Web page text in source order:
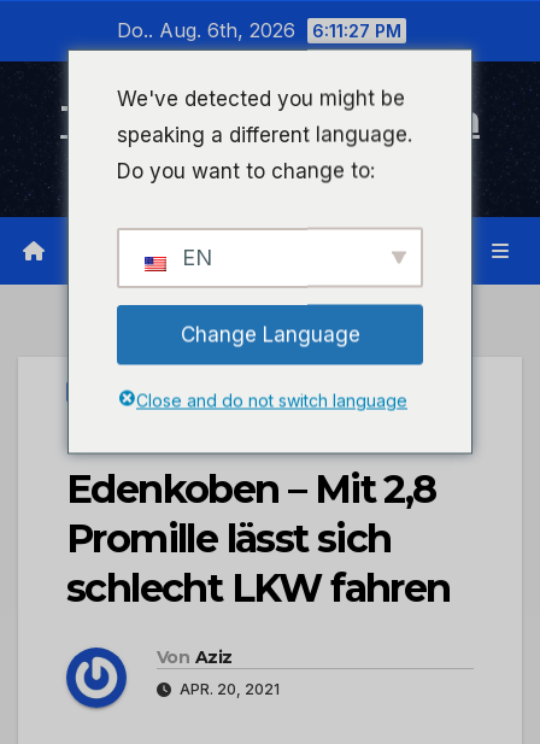
wechseln
Do.. Aug. 6th, 2026 6:11:27 PM
Timeline Bad Kreuznach
Infonetzwerk für Bad Kreuznach
UNCATEGORIZED
POL-PDLD:
Edenkoben – Mit 2,8
Promille lässt sich
schlecht LKW fahren
Von Aziz
APR. 20, 2021
We've detected you might be
speaking a different language.
Do you want to change to:
EN
Change Language
Close and do not switch language